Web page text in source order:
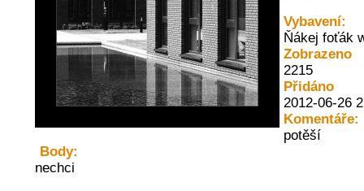
Vybavení:
Ňákej foťák
Zobrazeno
2215
Přidáno
2012-06-26
Komentáře:
potěší
Body:
nechci